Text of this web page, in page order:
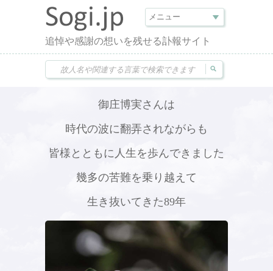
追悼や感謝の想いを残せる訃報サイト
御庄博実さんは
時代の波に翻弄されながらも
皆様とともに人生を歩んできました
幾多の苦難を乗り越えて
生き抜いてきた89年